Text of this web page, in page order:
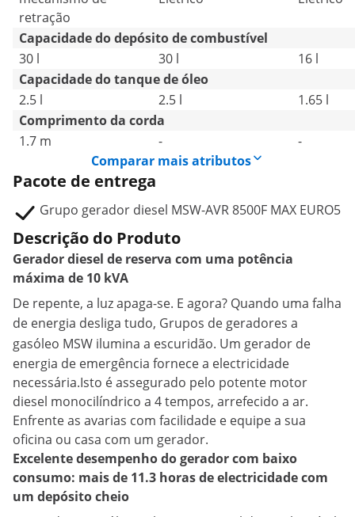
retração
Capacidade do depósito de combustível
30 l
30 l
16 l
Capacidade do tanque de óleo
2.5 l
2.5 l
1.65 l
Comprimento da corda
1.7 m
-
-
Comparar mais atributos
Pacote de entrega
Grupo gerador diesel MSW-AVR 8500F MAX EURO5
Descrição do Produto
Gerador diesel de reserva com uma potência
máxima de 10 kVA
De repente, a luz apaga-se. E agora? Quando uma falha
de energia desliga tudo, Grupos de geradores a
gasóleo MSW ilumina a escuridão. Um gerador de
energia de emergência fornece a electricidade
necessária.Isto é assegurado pelo potente motor
diesel monocilíndrico a 4 tempos, arrefecido a ar.
Enfrente as avarias com facilidade e equipe a sua
oficina ou casa com um gerador.
Excelente desempenho do gerador com baixo
consumo: mais de 11.3 horas de electricidade com
um depósito cheio